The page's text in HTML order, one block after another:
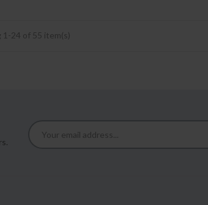
1-24 of 55 item(s)